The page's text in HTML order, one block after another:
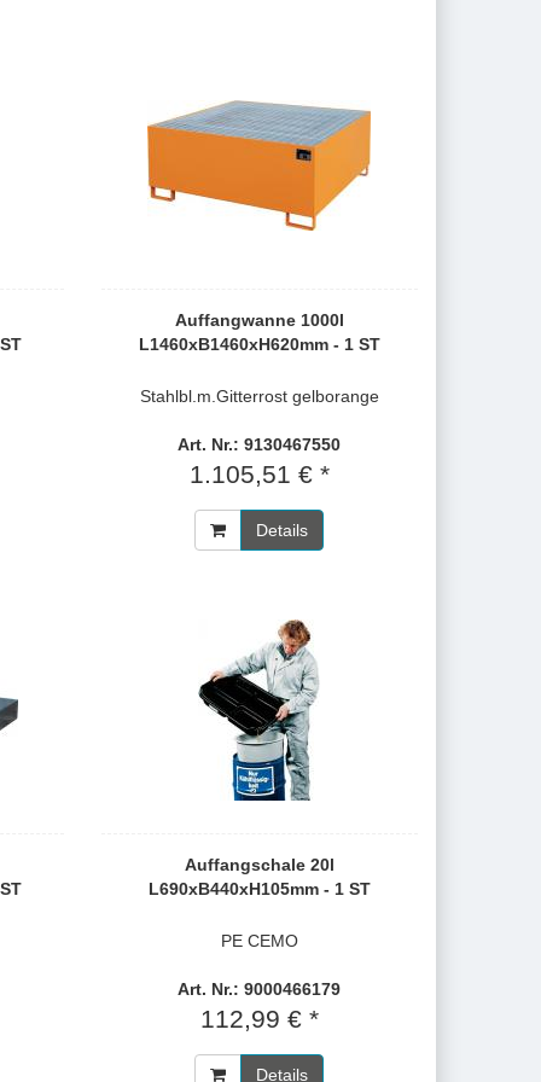
Auffangwanne 1000l
L1460xB1460xH620mm - 1 ST
Stahlbl.m.Gitterrost gelborange
Art. Nr.: 9130467550
1.105,51 € *
Details
Auffangschale 20l
L690xB440xH105mm - 1 ST
PE CEMO
Art. Nr.: 9000466179
112,99 € *
Details